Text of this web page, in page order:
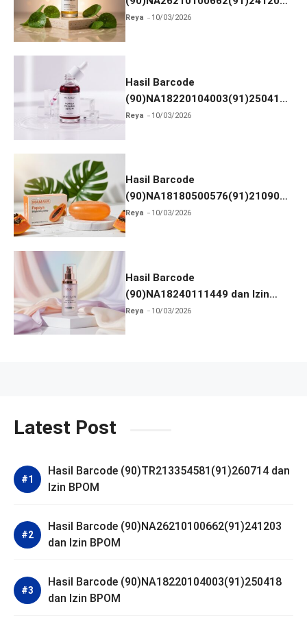
dan Izin BPOM
Reya 10/03/2026
Hasil Barcode
(90)NA18220104003(91)250418
dan Izin BPOM
Reya 10/03/2026
Hasil Barcode
(90)NA18180500576(91)210906
dan Izin BPOM
Reya 10/03/2026
Hasil Barcode
(90)NA18240111449 dan Izin
BPOM
Reya 10/03/2026
Latest Post
Hasil Barcode (90)TR213354581(91)260714 dan
Izin BPOM
Hasil Barcode (90)NA26210100662(91)241203
dan Izin BPOM
Hasil Barcode (90)NA18220104003(91)250418
dan Izin BPOM